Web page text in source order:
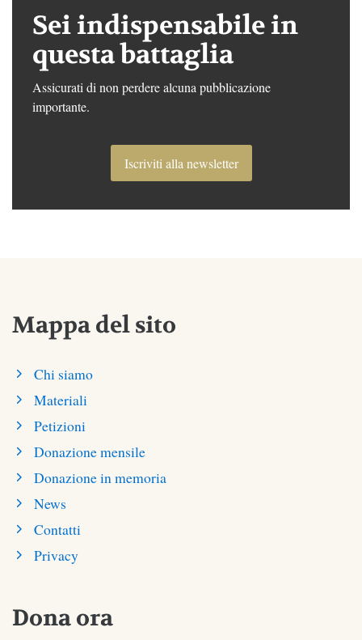
Sei indispensabile in
questa battaglia
Assicurati di non perdere alcuna pubblicazione
importante.
Iscriviti alla newsletter
Mappa del sito
Chi siamo
Materiali
Petizioni
Donazione mensile
Donazione in memoria
News
Contatti
Privacy
Dona ora